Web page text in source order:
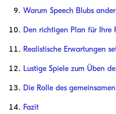
Warum Speech Blubs
Den richtigen Plan für Ihre
Realistische Erwartungen
Lustige Spiele zum Üben
Die Rolle des
Fazit